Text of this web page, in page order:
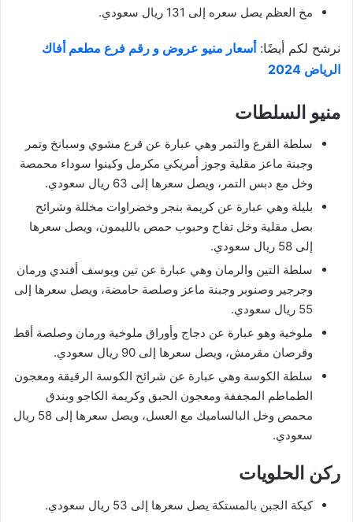
مخ العظم يصل سعره إلى 131 ريال سعودي.
نرشح لكم أيضًا:أسعار منيو عروض و رقم فرع مطعم أفاك
الرياض 2024
منيو السلطات
سلطة القرع والتمر وهي عبارة عن قرع مشوي وسبانخ وتمر
وجبنة ماعز مقلية وجوز أمريكي مكرمل وكينوا سوداء محمصة
وخل مع دبس التمر، ويصل سعرها إلى 63 ريال سعودي.
بليلة وهي عبارة عن كريمة بنجر وخضراوات مخللة وشرائح
بصل مقلية وخل تفاح وحبوب حمص بالليمون، ويصل سعرها
إلى 58 ريال سعودي.
سلطة التين والرمان وهي عبارة عن تين ويوسف أفندي ورمان
وجرجير وصنوبر وجبنة ماعز وصلصة حامضة، ويصل سعرها إلى
55 ريال سعودي.
ملوخية وهو عبارة عن دجاج وأوراق ملوخية ورمان وصلصة أقط
وقرصان مقرمش، ويصل سعرها إلى 90 ريال سعودي.
سلطة الكوسة وهي عبارة عن شرائح الكوسة الرقيقة ومعجون
الطماطم المجففة ومعجون الحبق وكريمة الكاجو وبندق
محمص وخل البالساميك مع العسل، ويصل سعرها إلى 58 ريال
سعودي.
ركن الحلويات
كيكة الجبن بالمستكة يصل سعرها إلى 53 ريال سعودي.